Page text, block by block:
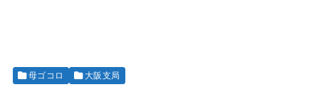
母ゴコロ 大阪支局